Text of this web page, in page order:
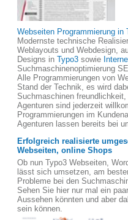
Webseiten Programmierung in
Modernste technische
Weblayouts und Webdesign,
Designs in Typo3 sowie
Suchmaschinenoptimierung
Alle Programmierungen von
Stand der Technik, es wird
Suchmaschinen
Agenturen sind jederzeit
Programmierungen im
Agenturen lassen bereits bei
Erfolgreich realisierte
Webseiten, online Shops
Ob nun Typo3 Webseiten,
lässt sich umsetzen, am
Probleme bei den
Sehen Sie hier nur mal ein
Aussehen könnten und aber
sein können.